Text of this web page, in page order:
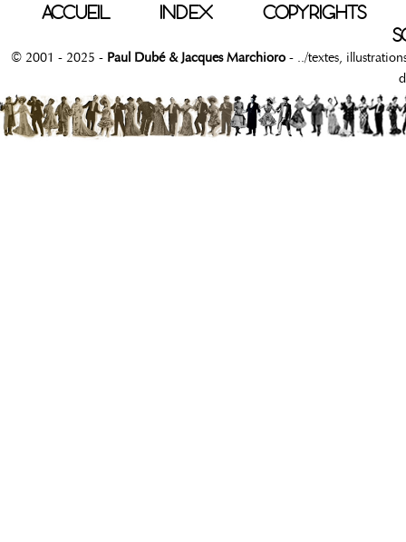
ACCUEIL INDEX
COPYRIGHTS
© 2001 - 2025 - Paul Dubé & Jacques Marchioro - ../textes,